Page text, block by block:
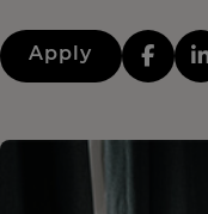
Apply